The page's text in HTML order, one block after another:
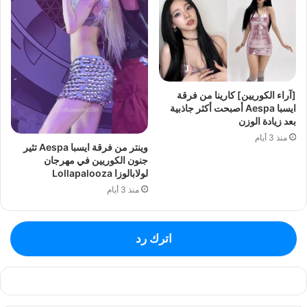
[آراء الكوريين] كارينا من فرقة
ايسبا Aespa أصبحت أكثر جاذبية
بعد زيادة الوزن
منذ 3 أيام
وينتر من فرقة ايسبا Aespa تثير
جنون الكوريين في مهرجان
لولابالوزا Lollapalooza
منذ 3 أيام
اترك رد